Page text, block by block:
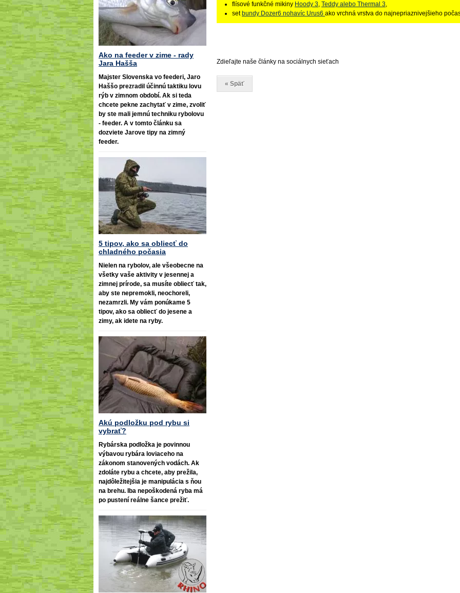
flísové funkčné mikiny Hoody 3, Teddy alebo Thermal 3,
set bundy Dozer6 nohavíc Urus6 ako vrchná vrstva do najnepriaznivejšieho
Zdieľajte naše články na sociálnych sieťach
« Späť
Ako na feeder v zime - rady
Jara Hašša
Majster Slovenska vo feederi, Jaro
Haššo prezradil účinnú taktiku lovu
rýb v zimnom období. Ak si teda
chcete pekne zachytať v zime, zvoliť
by ste mali jemnú techniku rybolovu
- feeder. A v tomto článku sa
dozviete Jarove tipy na zimný
feeder.
5 tipov, ako sa obliecť do
chladného počasia
Nielen na rybolov, ale všeobecne na
všetky vaše aktivity v jesennej a
zimnej prírode, sa musíte obliecť tak,
aby ste nepremokli, neochoreli,
nezamrzli. My vám ponúkame 5
tipov, ako sa obliecť do jesene a
zimy, ak idete na ryby.
Akú podložku pod rybu si
vybrať?
Rybárska podložka je povinnou
výbavou rybára loviaceho na
zákonom stanovených vodách. Ak
zdoláte rybu a chcete, aby prežila,
najdôležitejšia je manipulácia s ňou
na brehu. Iba nepoškodená ryba má
po pustení reálne šance prežiť.